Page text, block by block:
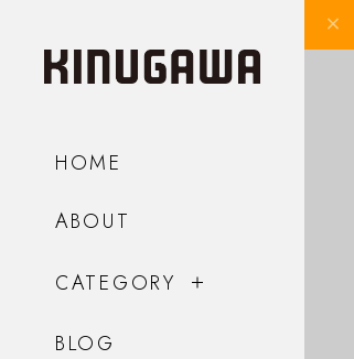
HOME
ABOUT
CATEGORY
BLOG